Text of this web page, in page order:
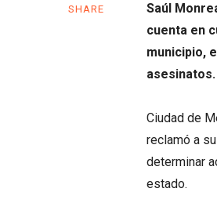
SHARE
Saúl
cuenta en
municipio,
asesinatos.
Ciudad de
reclamó a
determinar
estado.